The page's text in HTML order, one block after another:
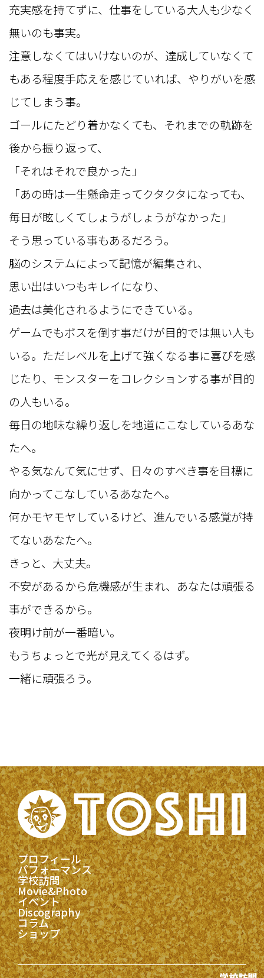
充実感を持てずに、仕事をしている大人も少なく
無いのも事実。
注意しなくてはいけないのが、達成していなくて
もある程度手応えを感じていれば、やりがいを感
じてしまう事。
ゴールにたどり着かなくても、それまでの軌跡を
後から振り返って、
「それはそれで良かった」
「あの時は一生懸命走ってクタクタになっても、
毎日が眩しくてしょうがしょうがなかった」
そう思っている事もあるだろう。
脳のシステムによって記憶が編集され、
思い出はいつもキレイになり、
過去は美化されるようにできている。
ゲームでもボスを倒す事だけが目的では無い人も
いる。ただレベルを上げて強くなる事に喜びを感
じたり、モンスターをコレクションする事が目的
の人もいる。
毎日の地味な繰り返しを地道にこなしているあな
たへ。
やる気なんて気にせず、日々のすべき事を目標に
向かってこなしているあなたへ。
何かモヤモヤしているけど、進んでいる感覚が持
てないあなたへ。
きっと、大丈夫。
不安があるから危機感が生まれ、あなたは頑張る
事ができるから。
夜明け前が一番暗い。
もうちょっとで光が見えてくるはず。
一緒に頑張ろう。
プロフィール
パフォーマンス
学校訪問
Movie&Photo
イベント
Discography
コラム
ショップ